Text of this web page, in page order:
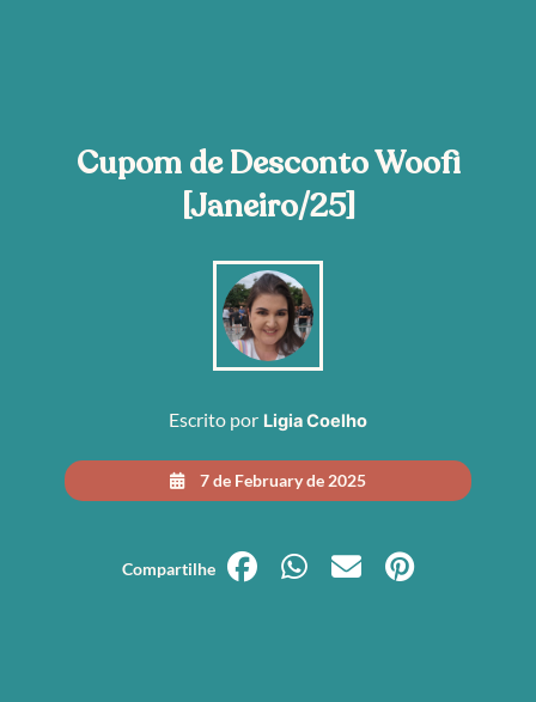
Cupom de Desconto Woofi
[Janeiro/25]
Escrito por Ligia Coelho
7 de February de 2025